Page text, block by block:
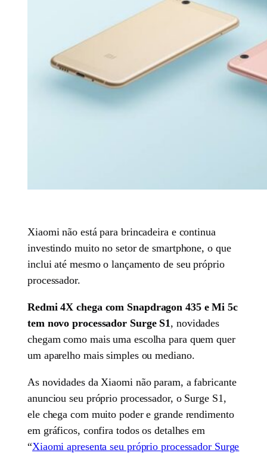
Xiaomi não está para brincadeira e continua
investindo muito no setor de smartphone, o que
inclui até mesmo o lançamento de seu próprio
processador.
Redmi 4X chega com Snapdragon 435 e Mi 5c
tem novo processador Surge S1 , novidades
chegam como mais uma escolha para quem quer
um aparelho mais simples ou mediano.
As novidades da Xiaomi não param, a fabricante
anunciou seu próprio processador, o Surge S1,
ele chega com muito poder e grande rendimento
em gráficos, confira todos os detalhes em
“Xiaomi apresenta seu próprio processador Surge